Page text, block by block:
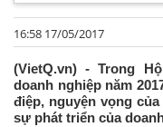
16:58 17/05/2017
(VietQ.vn) - Trong
doanh nghiệp năm
điệp, nguyện vọng
sự phát triển của